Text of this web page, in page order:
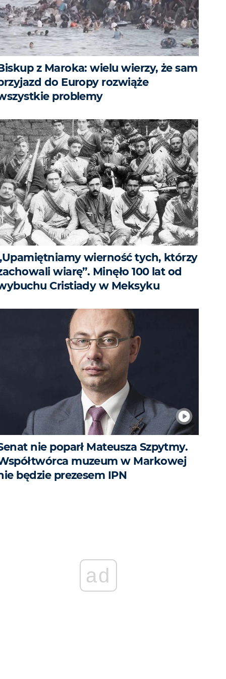
z Maroka: wielu wierzy, że sam
do Europy rozwiąże
problemy
wierność tych, którzy
wiarę”. Minęło 100 lat od
Cristiady w Meksyku
nie poparł Mateusza Szpytmy.
muzeum w Markowej
będzie prezesem IPN
ad